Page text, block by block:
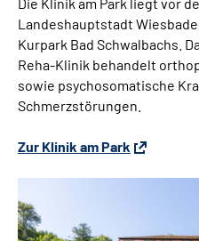
Landeshauptstadt
Kurpark Bad Schwalbachs.
Reha-Klinik behandelt
sowie psychosomatische
Schmerzstörungen.
Zur Klinik am Park